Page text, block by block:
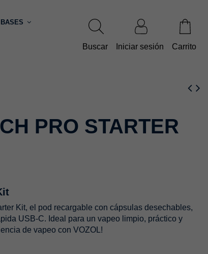
BASES
Buscar Iniciar sesión Carrito
PRO STARTER
Kit, el pod recargable con cápsulas desechables,
USB-C. Ideal para un vapeo limpio, práctico y
de vapeo con VOZOL!